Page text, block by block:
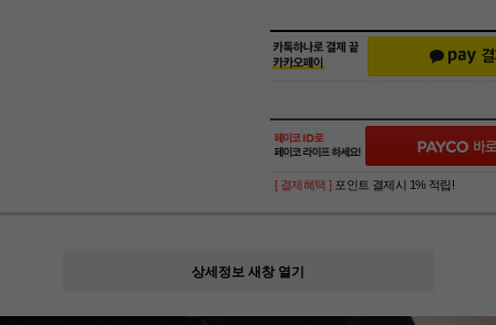
[ 결제혜택 ] 포인트 결제시 1% 적립!
상세정보 새창 열기